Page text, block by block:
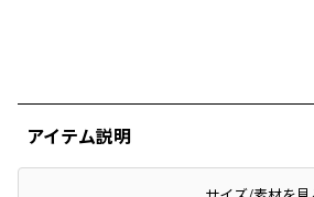
アイテム説明